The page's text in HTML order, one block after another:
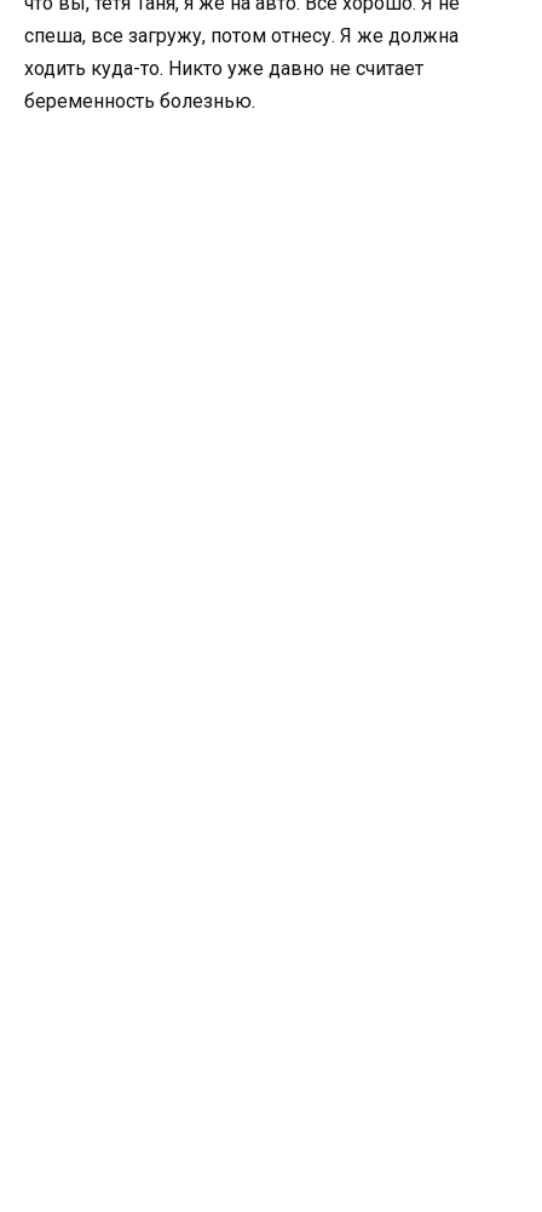
спеша, все загружу, потом отнесу. Я же должна
ходить куда-то. Никто уже давно не считает
беременность болезнью.